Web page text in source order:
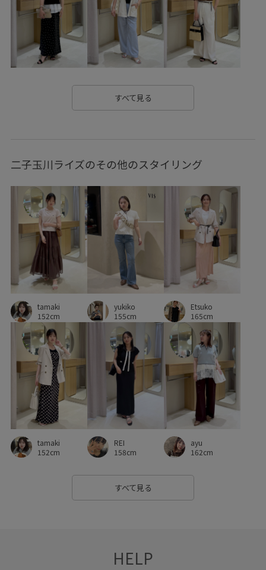
オールシーズン カジュアル カットソー クッション
シャツ シンプル シンプルなトップス ジャケット
スッキリ スッキリ見え ストレートパンツ
デイリー使い デニムとの相性抜群
バランスが良い パンツ ビスチェ ピスタチオ
ブラウス ブラジャー ベーシック ポリエステル
ポーチ マニッシュ マルチに活躍
マーメイドスカート リネン ロングスカート
ワイドパンツ ワイドボトム
ヴィンテージ ヴィンテージ感 上品 伸縮性
低反発 冷んやり 女性らしさ 幅広 抜け感
接触冷感 普段使いも出来る 歩きやすい 毎シーズン
洗濯OK 洗濯機で洗える 甲高 疲れにくい
着心地が良い 細見え 美easy
美easy_linen_ALL 美シルエット 衝撃吸収
見た目以上の収納 財布 軽い着心地 透け感
長財布 靴下
すべて見る
二子玉川ライズのその他のスタイリング
tamaki
152cm
yukiko
155cm
Etsuko
165cm
tamaki
152cm
REI
158cm
ayu
162cm
すべて見る
HELP